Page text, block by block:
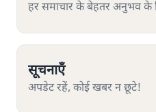
यूजीसी के नये
कुछ ज़रूरी सवाल
हर समाचार के बेहतर अनुभव के
सूचनाएँ
अपडेट रहें, कोई खबर न छूटे!
हर समाचार के बेहतर अनुभव के
सूचनाएँ
अपडेट रहें, कोई खबर न छूटे!
हर समाचार के बेहतर अनुभव के
सूचनाएँ
अपडेट रहें, कोई खबर न छूटे!
हर समाचार के बेहतर अनुभव के
सूचनाएँ
अपडेट रहें, कोई खबर न छूटे!
हर समाचार के बेहतर अनुभव के
सूचनाएँ
अपडेट रहें, कोई खबर न छूटे!
हर समाचार के बेहतर अनुभव के
सूचनाएँ
अपडेट रहें, कोई खबर न छूटे!
हर समाचार के बेहतर अनुभव के
सूचनाएँ
अपडेट रहें, कोई खबर न छूटे!